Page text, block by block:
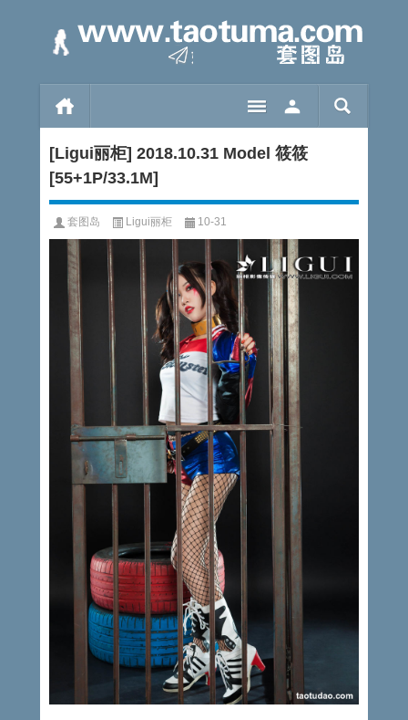
[Ligui丽柜] 2018.10.31 Model 筱筱
[55+1P/33.1M]
套图岛 Ligui丽柜 10-31